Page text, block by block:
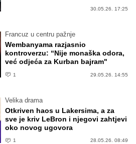
30.05.26. 17:25
Francuz u centru pažnje
Wembanyama razjasnio
kontroverzu: “Nije monaška odora,
već odjeća za Kurban bajram"
1 29.05.26. 14:55
Velika drama
Otkriven haos u Lakersima, a za
sve je kriv LeBron i njegovi zahtjevi
oko novog ugovora
1 28.05.26. 08:49